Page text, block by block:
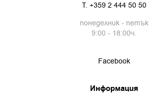
T. +359 2 444 50 50
понеделник - петък
9:00 - 18:00ч.
Facebook
Информация